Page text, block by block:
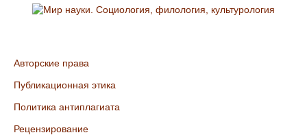
Авторские права
Публикационная этика
Политика антиплагиата
Рецензирование